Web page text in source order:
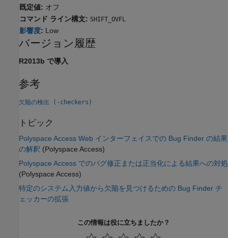
既定値: オフ
コマンド ライン構文: SHIFT_OVFL
影響度: Low
バージョン履歴
R2013b で導入
参考
欠陥の検出 (-checkers)
トピック
Polyspace Access Web インターフェイスでの Bug Finder の結果
の解釈 (Polyspace Access)
Polyspace Access でのバグ修正または正当化による結果への対処
(Polyspace Access)
特定のシステム入力値から欠陥を見つけるための Bug Finder チ
ェッカーの拡張
この情報は役に立ちましたか？